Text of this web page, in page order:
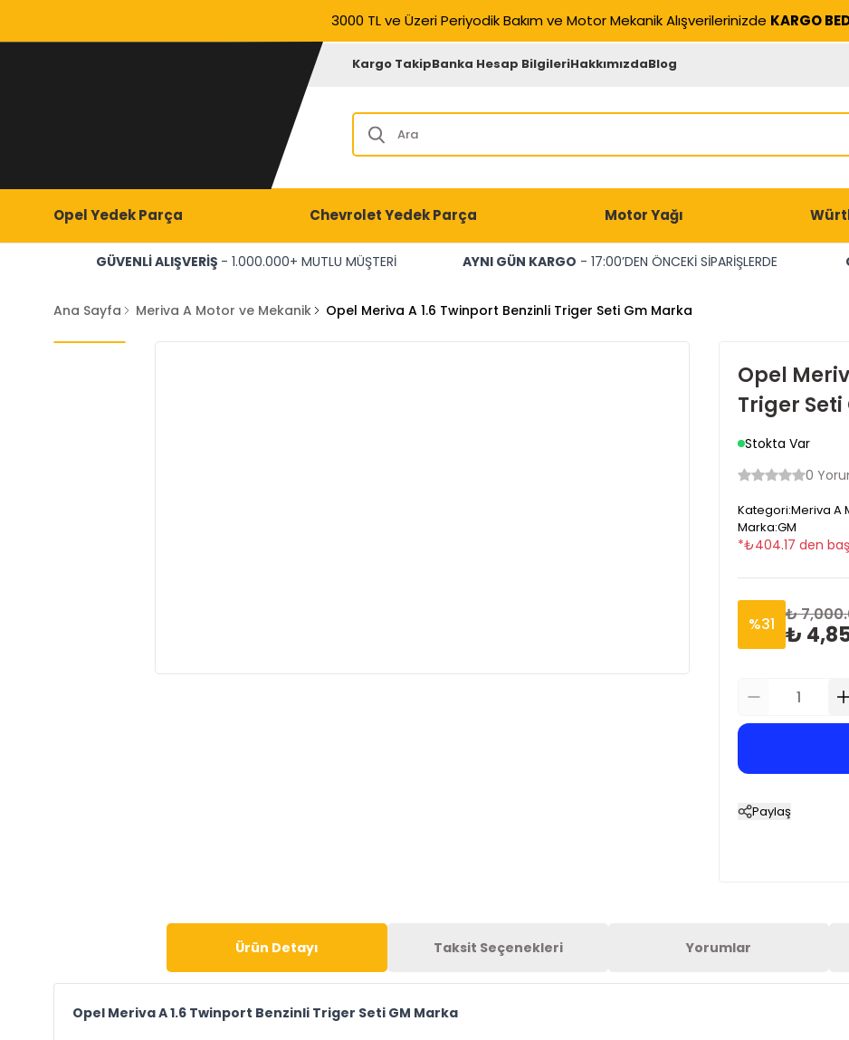
3000 TL ve Üzeri Periyodik Bakım ve Motor Mekanik Alışverilerinizde KARGO
Kargo TakipBanka Hesap BilgileriHakkımızdaBlog
Opel Yedek Parça Chevrolet Yedek Parça Motor Yağı
GÜVENLİ ALIŞVERİŞ - 1.000.000+ MUTLU MÜŞTERİ AYNI GÜN KARGO - 17:00’DEN ÖNCEKİ SİPARİŞLERDE
Ana Sayfa Meriva A Motor ve Mekanik Opel Meriva A 1.6 Twinport Benzinli Triger Seti Gm Marka
Opel
Triger
Stokta Var
0
Kategori:Meriva A
Marka:GM
*₺404.17 den
%31 ₺
₺
Paylaş
Ürün Detayı Taksit Seçenekleri Yorumlar
Opel Meriva A 1.6 Twinport Benzinli Triger Seti GM Marka